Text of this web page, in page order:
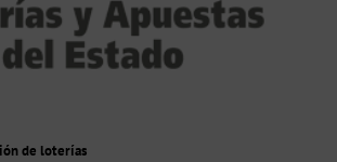
de loterías